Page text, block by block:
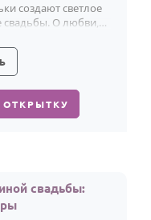
создают светлое
свадьбы. О любви,
свадьбы: